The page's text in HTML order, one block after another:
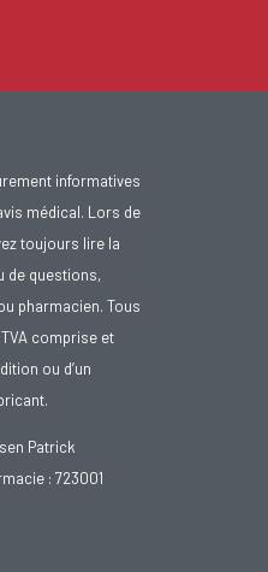
informatives
médical. Lors de
toujours lire la
de questions,
pharmacien. Tous
comprise et
ou d’un
Patrick
: 723001